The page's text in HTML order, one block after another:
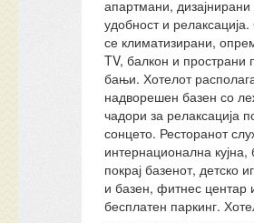
апартмани, дизајнирани
удобност и
се климатизирани,
TV, балкон и пространи
бањи. Хотелот
надворешен базен со
чадори за релаксација
сонцето. Ресторанот
интернационална кујна,
покрај базенот, детско
и базен, фитнес центар
бесплатен паркинг.